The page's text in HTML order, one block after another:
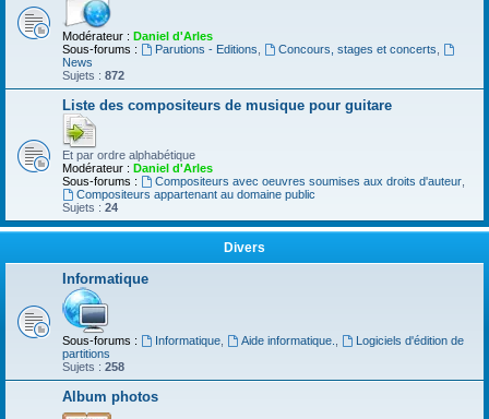
Modérateur : Daniel d'Arles
Sous-forums :
Parutions - Editions Concours, stages et concerts
News
Sujets : 872
Liste des compositeurs de musique pour guitare
Et par ordre alphabétique
Modérateur : Daniel d'Arles
Sous-forums :
Compositeurs avec oeuvres soumises aux droits d'auteur,
Compositeurs appartenant au domaine public
Sujets : 24
Divers
Informatique
Sous-forums : Informatique, Aide informatique.
Logiciels d'édition de
partitions
Sujets : 258
Album photos